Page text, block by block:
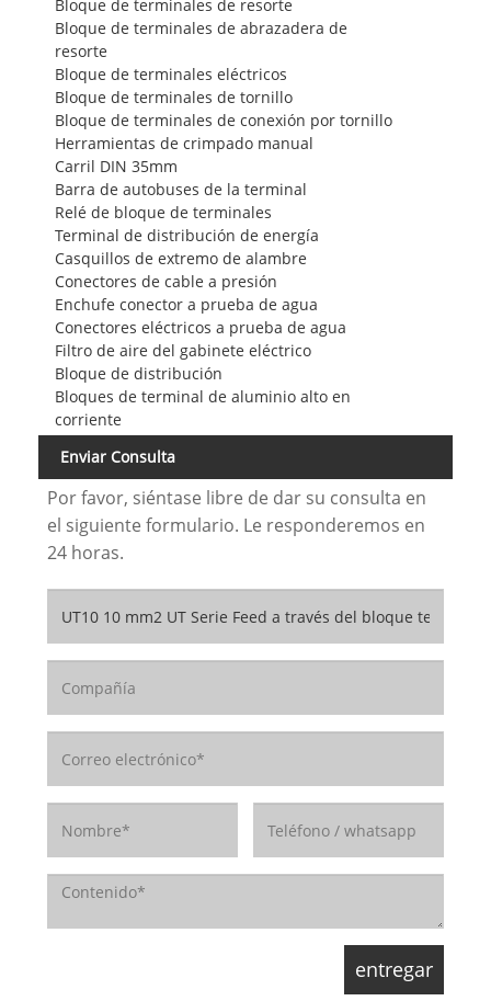
Bloque de terminales de resorte
Bloque de terminales de abrazadera de
resorte
Bloque de terminales eléctricos
Bloque de terminales de tornillo
Bloque de terminales de conexión por tornillo
Herramientas de crimpado manual
Carril DIN 35mm
Barra de autobuses de la terminal
Relé de bloque de terminales
Terminal de distribución de energía
Casquillos de extremo de alambre
Conectores de cable a presión
Enchufe conector a prueba de agua
Conectores eléctricos a prueba de agua
Filtro de aire del gabinete eléctrico
Bloque de distribución
Bloques de terminal de aluminio alto en
corriente
Enviar Consulta
Por favor, siéntase libre de dar su consulta en
el siguiente formulario. Le responderemos en
24 horas.